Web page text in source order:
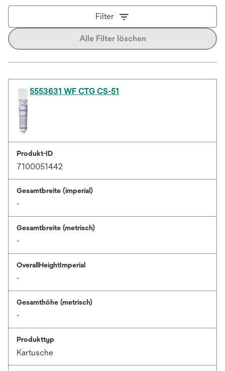
Filter
Alle Filter löschen
5553631 WF CTG CS-51
Produkt-ID
7100051442
Gesamtbreite (imperial)
-
Gesamtbreite (metrisch)
-
OverallHeightImperial
-
Gesamthöhe (metrisch)
-
Produkttyp
Kartusche